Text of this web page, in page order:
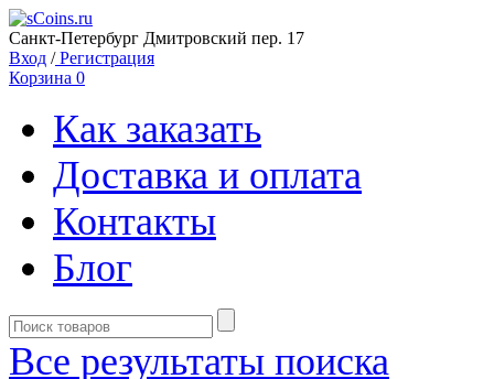
Санкт-Петербург Дмитровский пер. 17
Вход /Регистрация
Корзина 0
Как заказать
Доставка и оплата
Контакты
Блог
Все результаты поиска